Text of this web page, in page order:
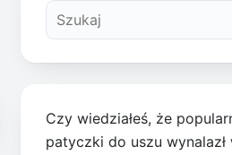
Czy wiedziałeś, że
patyczki do uszu wynalazł